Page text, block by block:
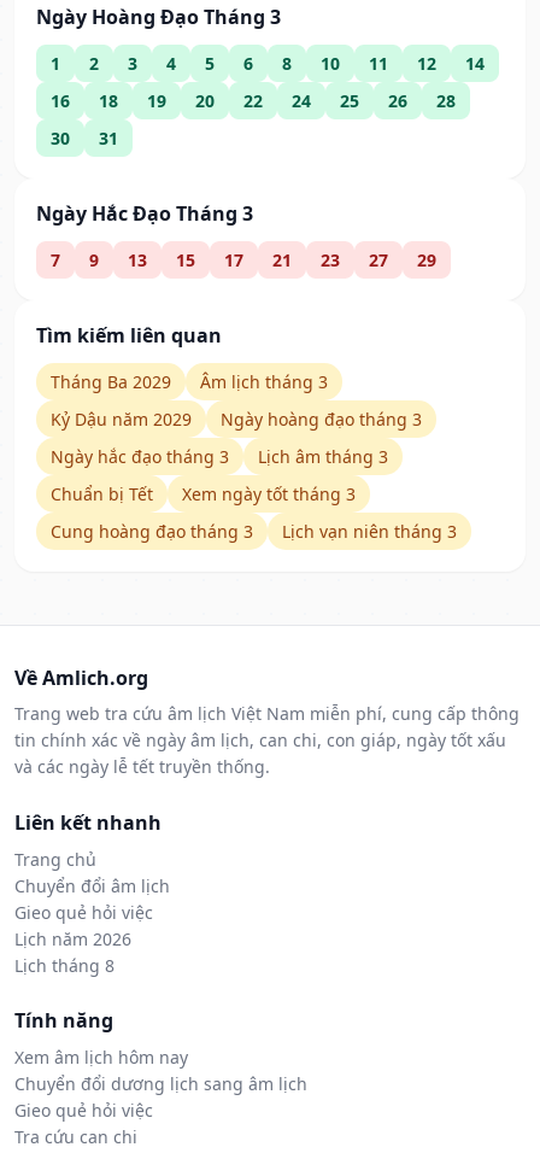
Ngày Hoàng Đạo Tháng 3
1 2 3 4 5 6 8 10 11 12
14
16
18 19 20 22 24 25 26
28
30
31
Ngày Hắc Đạo Tháng 3
7 9 13 15 17 21 23 27 29
Tìm kiếm liên quan
Tháng Ba 2029
Âm lịch tháng 3
Kỷ Dậu năm 2029
Ngày hoàng đạo tháng 3
Ngày hắc đạo tháng 3
Lịch âm tháng 3
Chuẩn bị Tết
Xem ngày tốt tháng 3
Cung hoàng đạo tháng 3
Lịch vạn niên tháng 3
Về Amlich.org
Trang web tra cứu âm lịch Việt Nam miễn phí, cung cấp thông
tin chính xác về ngày âm lịch, can chi, con giáp, ngày tốt xấu
và các ngày lễ tết truyền thống.
Liên kết nhanh
Trang chủ
Chuyển đổi âm lịch
Gieo quẻ hỏi việc
Lịch năm 2026
Lịch tháng 8
Tính năng
Xem âm lịch hôm nay
Chuyển đổi dương lịch sang âm lịch
Gieo quẻ hỏi việc
Tra cứu can chi